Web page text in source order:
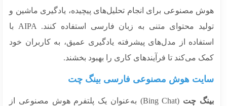
مصنوعی برای انجام تحلیل‌های پیچیده، یادگیری ماشین و
تولید محتوای متنی به زبان فارسی استفاده کنند. AIPA با
از مدل‌های پیشرفته یادگیری عمیق، به کاربران خود
می‌کند تا فرآیندهای کاری را بهبود بخشند.
هوش مصنوعی فارسی بینگ چت
چت
(Bing Chat) به‌عنوان یک پلتفرم هوش مصنوعی از